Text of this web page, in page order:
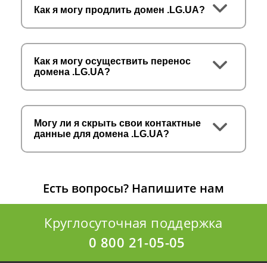
Как я могу продлить домен .LG.UA?
Как я могу осуществить перенос
домена .LG.UA?
Могу ли я скрыть свои контактные
данные для домена .LG.UA?
Есть вопросы? Напишите нам
Круглосуточная поддержка
0 800 21-05-05